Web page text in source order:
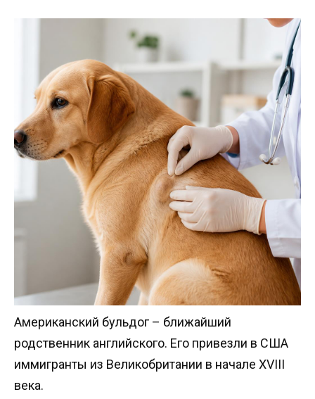
Американский бульдог – ближайший
родственник английского. Его привезли в США
иммигранты из Великобритании в начале XVIII
века.